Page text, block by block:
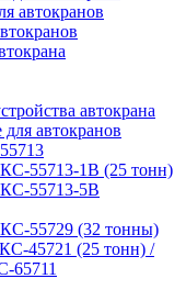
автокранов
автокрана
автокранов
55713-1В (25 тонн)
55713-5В
55729 (32 тонны)
45721 (25 тонн) /
65711